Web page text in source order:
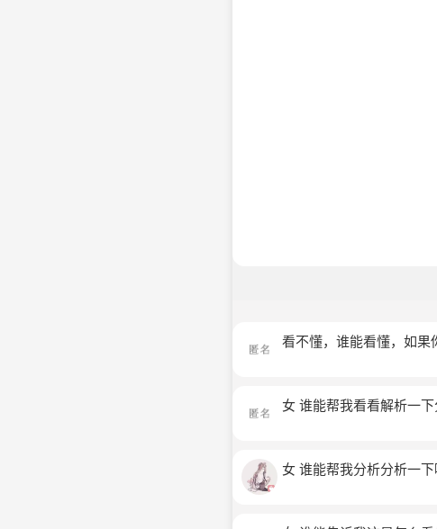
看不懂，谁能看懂，如
女 谁能帮我看看解析一
女 谁能帮我分析分析一